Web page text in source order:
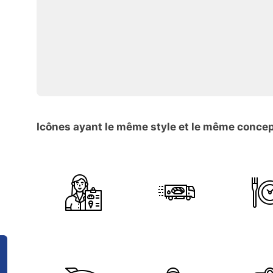
Icônes ayant le même style et le même